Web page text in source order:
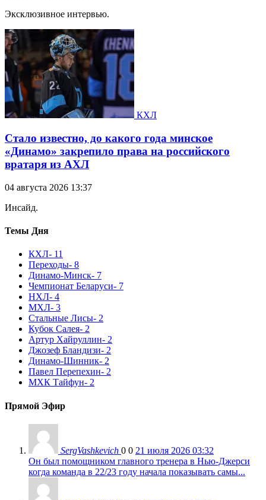
Эксклюзивное интервью.
КХЛ
Стало известно, до какого года минское
«Динамо» закрепило права на российского
вратаря из АХЛ
04 августа 2026 13:37
Инсайд.
Темы Дня
КХЛ- 11
Переходы- 8
Динамо-Минск- 7
Чемпионат Беларуси- 7
НХЛ- 4
МХЛ- 3
Стальные Лисы- 2
Кубок Салея- 2
Артур Хайруллин- 2
Джозеф Бландизи- 2
Динамо-Шинник- 2
Павел Перепехин- 2
МХК Тайфун- 2
Прямой Эфир
SergVashkevich 0 0 21 июля 2026 03:32
Он был помощником главного тренера в Нью-Джерси
когда команда в 22/23 году начала показывать самы...